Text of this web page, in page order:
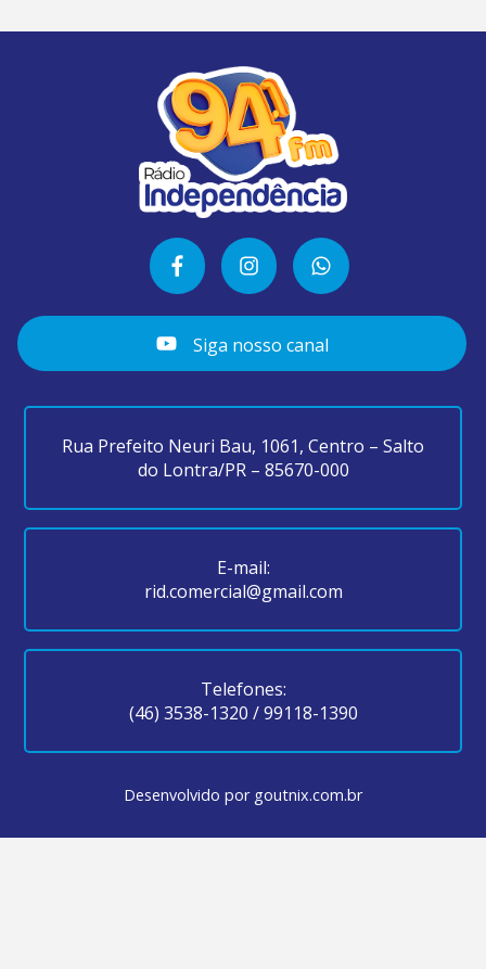
Siga nosso canal
Rua Prefeito Neuri Bau, 1061, Centro – Salto
do Lontra/PR – 85670-000
E-mail:
rid.comercial@gmail.com
Telefones:
(46) 3538-1320 /99118-1390
Desenvolvido por goutnix.com.br